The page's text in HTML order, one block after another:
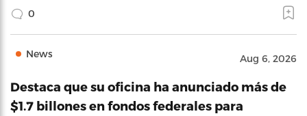
0
News Aug 6, 2026
Destaca que su oficina ha anunciado más de
$1.7 billones en fondos federales para